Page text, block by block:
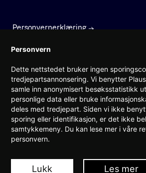
Prinsens gate 22
0157 Oslo
(+47) 960 08 142
post@teknorge.no
Ansvarlig webredaktør:
Personvernerklæring
Personvern
Dette nettstedet bruker ingen
tredjepartsannonsering. Vi benytter
samle inn anonymisert besøksstatistikk
personlige data eller bruke
deles med tredjepart. Siden vi ikke
sporing eller identifikasjon, er det ikke
samtykkemeny. Du kan lese mer i våre
personvern.
Lukk Les mer